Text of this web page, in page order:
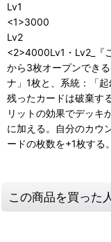
Lv1
<1>3000
Lv2
<2>4000Lv1・Lv2_『
から3枚オープンでき
ナ」1枚と、系統：「
残ったカードは破棄す
リットの効果でデッキ
に加える。自分のカウ
ードの枚数を+1枚する。
この商品を買った